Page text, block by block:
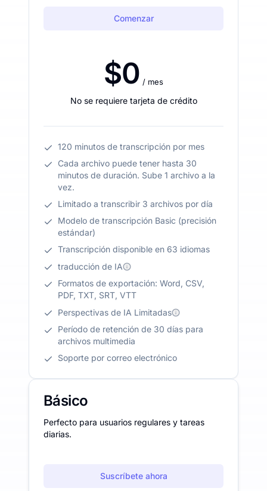
Comenzar
$0 / mes
No se requiere tarjeta de crédito
120 minutos de transcripción por mes
Cada archivo puede tener hasta 30
minutos de duración. Sube 1 archivo a la
vez.
Limitado a transcribir 3 archivos por día
Modelo de transcripción Basic (precisión
estándar)
Transcripción disponible en 63 idiomas
traducción de IA
Formatos de exportación: Word, CSV,
PDF, TXT, SRT, VTT
Perspectivas de IA Limitadas
Período de retención de 30 días para
archivos multimedia
Soporte por correo electrónico
Básico
Perfecto para usuarios regulares y tareas
diarias.
Suscríbete ahora